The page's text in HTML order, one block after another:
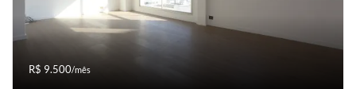
R$ 9.500/mês